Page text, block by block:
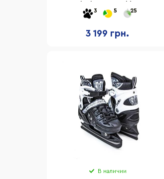
3 5 25
3 199 грн.
В наличии